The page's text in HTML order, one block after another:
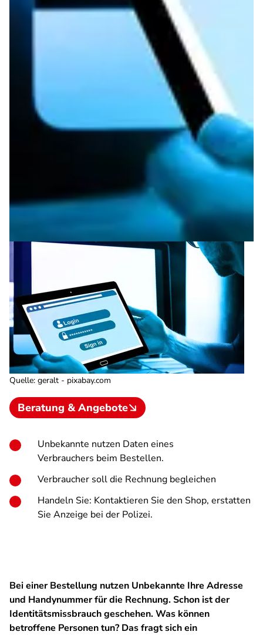
Quelle: geralt - pixabay.com
Beratung & Angebote
Unbekannte nutzen Daten eines
Verbrauchers beim Bestellen.
Verbraucher soll die Rechnung begleichen
Handeln Sie: Kontaktieren Sie den Shop, erstatten
Sie Anzeige bei der Polizei.
Bei einer Bestellung nutzen Unbekannte Ihre Adresse
und Handynummer für die Rechnung. Schon ist der
Identitätsmissbrauch geschehen. Was können
betroffene Personen tun? Das fragt sich ein